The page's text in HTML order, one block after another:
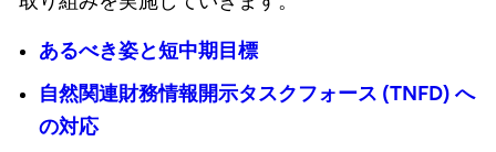
あるべき姿と短中期目標
自然関連財務情報開示タスクフォース (TNFD) へ
の対応